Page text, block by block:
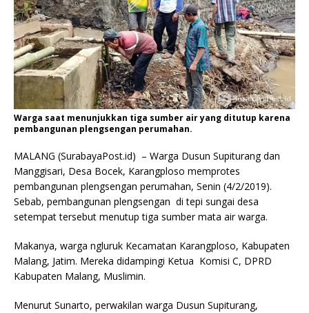
Warga saat menunjukkan tiga sumber air yang ditutup karena
pembangunan plengsengan perumahan.
MALANG (SurabayaPost.id) – Warga Dusun Supiturang dan
Manggisari, Desa Bocek, Karangploso memprotes
pembangunan plengsengan perumahan, Senin (4/2/2019).
Sebab, pembangunan plengsengan di tepi sungai desa
setempat tersebut menutup tiga sumber mata air warga.
Makanya, warga ngluruk Kecamatan Karangploso, Kabupaten
Malang, Jatim. Mereka didampingi Ketua Komisi C, DPRD
Kabupaten Malang, Muslimin.
Menurut Sunarto, perwakilan warga Dusun Supiturang,